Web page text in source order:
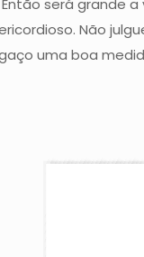
será grande
Não
uma boa